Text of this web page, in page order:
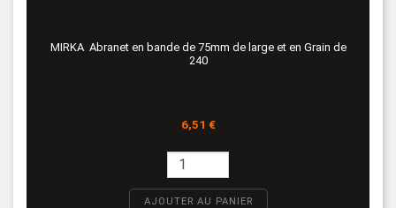
MIRKA Abranet en bande de 75mm de large et en Grain de
240
Prix
6,51 €
AJOUTER AU PANIER